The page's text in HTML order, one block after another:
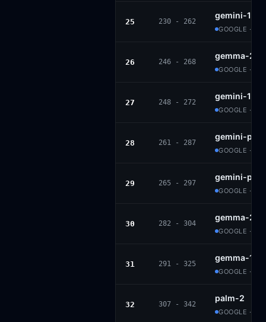
25 230 - 262
gemini-1.5-
GOOGLE ·
26 246 - 268
gemma-2-
GOOGLE ·
27 248 - 272
gemini-1.5-
GOOGLE ·
28 261 - 287
gemini-
GOOGLE ·
29 265 - 297
gemini-pro
GOOGLE ·
30 282 - 304
gemma-2-
GOOGLE ·
31 291 - 325
gemma-
GOOGLE ·
32 307 - 342
palm-2
GOOGLE ·